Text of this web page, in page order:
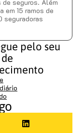
seguros. Além
em 15 ramos de
seguradoras
pelo seu